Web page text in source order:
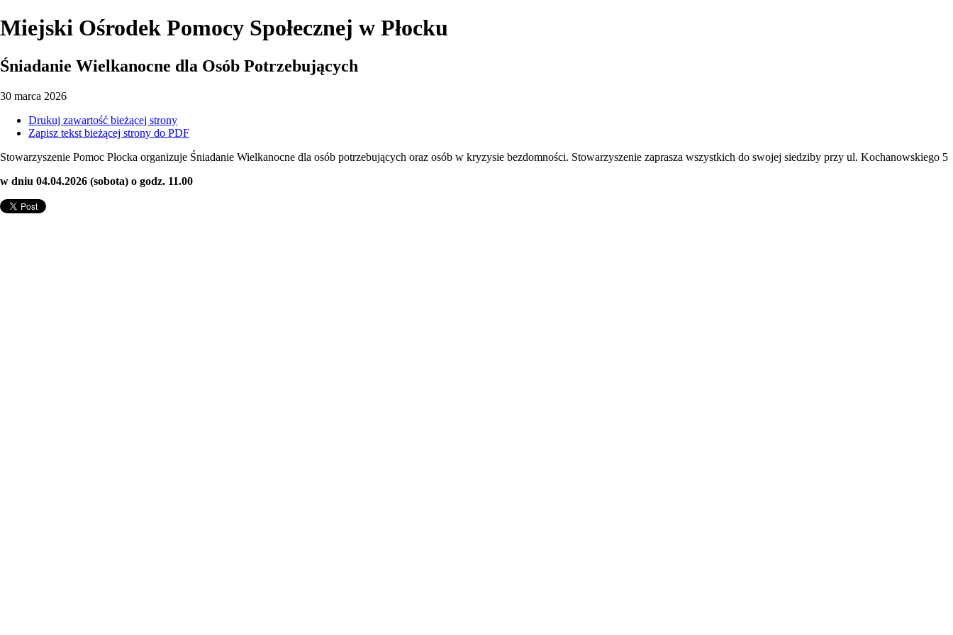
Miejski Ośrodek Pomocy Społecznej w Płocku
Śniadanie Wielkanocne dla Osób Potrzebujących
30 marca 2026
Drukuj zawartość bieżącej strony
Zapisz tekst bieżącej strony do PDF
Stowarzyszenie Pomoc Płocka organizuje Śniadanie Wielkanocne dla osób potrzebujących oraz osób w kryzysie bezdomności. Stowarzyszenie zaprasza wszystkich do swojej siedziby przy ul. Kochanowskiego 5
w dniu 04.04.2026 (sobota) o godz. 11.00